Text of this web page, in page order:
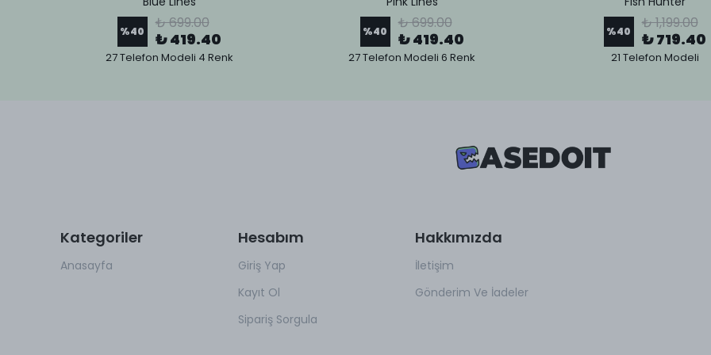
%40 ₺ 699.00
₺ 419.40
27 Telefon Modeli 4 Renk
%40 ₺ 699.00
₺ 419.40
27 Telefon Modeli 6 Renk
%40 ₺ 1,199.00
₺ 719.40
21 Telefon Modeli
Kategoriler
Anasayfa
Hesabım
Giriş Yap
Kayıt Ol
Sipariş Sorgula
Hakkımızda
İletişim
Gönderim Ve İadeler